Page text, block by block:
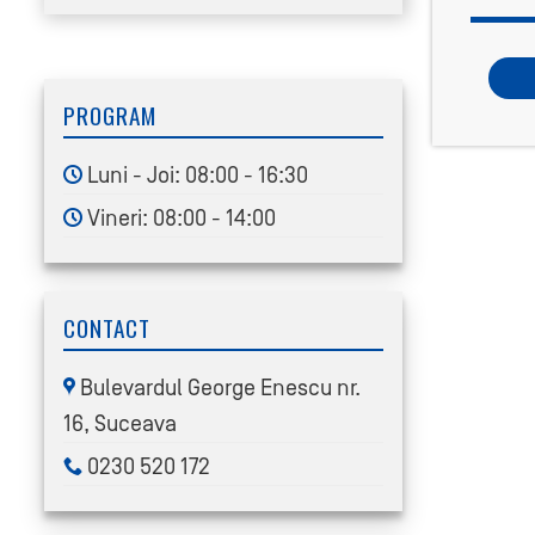
PROGRAM
Luni - Joi: 08:00 - 16:30
Vineri: 08:00 - 14:00
CONTACT
Bulevardul George Enescu nr.
16, Suceava
0230 520 172